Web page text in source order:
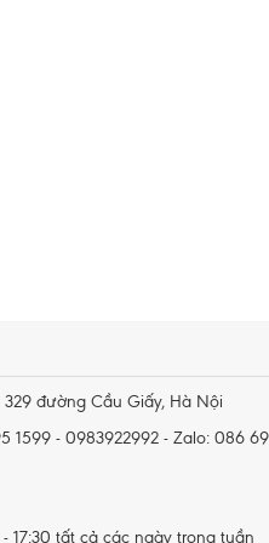
đường Cầu Giấy, Hà Nội
1599 - 0983922992 - Zalo: 086
17:30 tất cả các ngày trong tuần